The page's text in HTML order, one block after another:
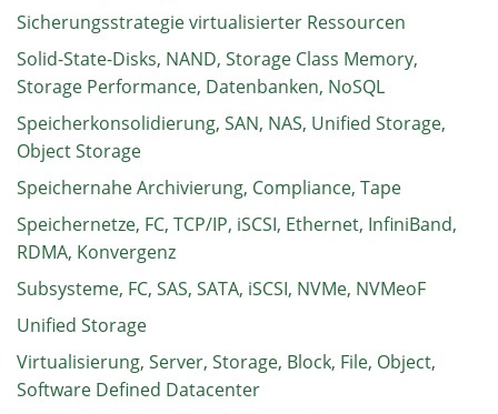
Sicherungsstrategie virtualisierter Ressourcen
Solid-State-Disks, NAND, Storage Class Memory,
Storage Performance, Datenbanken, NoSQL
Speicherkonsolidierung, SAN, NAS, Unified Storage,
Object Storage
Speichernahe Archivierung, Compliance, Tape
Speichernetze, FC, TCP/IP, iSCSI, Ethernet, InfiniBand,
RDMA, Konvergenz
Subsysteme, FC, SAS, SATA, iSCSI, NVMe, NVMeoF
Unified Storage
Virtualisierung, Server, Storage, Block, File, Object,
Software Defined Datacenter